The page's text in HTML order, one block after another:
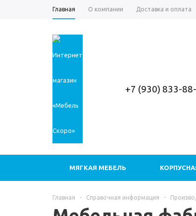
Главная О компании Доставка и оплата
+7 (930) 833-
МЯГКАЯ МЕБЕЛЬ
Главная - Справочная информация -